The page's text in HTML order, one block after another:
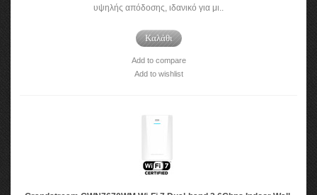
υψηλής απόδοσης, ιδανικό για μι..
Καλάθι
Add to compare
Add to wishlist